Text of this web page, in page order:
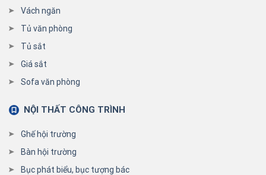
Vách ngăn
Tủ văn phòng
Tủ sắt
Giá sắt
Sofa văn phòng
NỘI THẤT CÔNG TRÌNH
Ghế hội trường
Bàn hội trường
Bục phát biểu, bục tượng bác